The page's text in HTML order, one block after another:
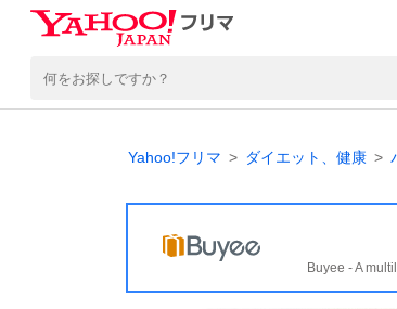
Yahoo!フリマ ダイエット、健康
Buyee - A